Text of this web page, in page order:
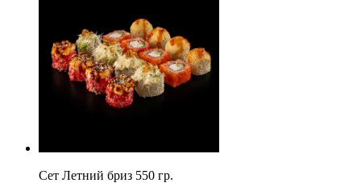
Сет Летний бриз 550 гр.